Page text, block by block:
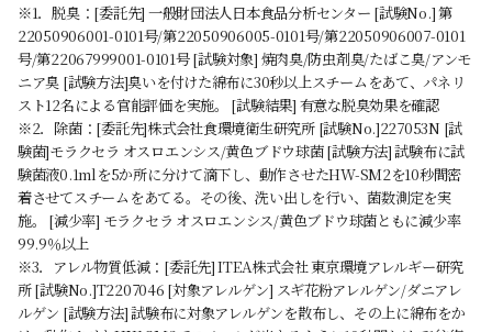
※1．脱臭：[委託先] 一般財団法人日本食品分析センター [試験No.] 第
22050906001-0101号/第22050906005-0101号/第22050906007-0101
号/第22067999001-0101号 [試験対象] 焼肉臭/防虫剤臭/たばこ臭/アンモ
ニア臭 [試験方法]臭いを付けた綿布に30秒以上スチームをあて、パネリ
スト12名による官能評価を実施。 [試験結果] 有意な脱臭効果を確認
※2．除菌：[委託先]株式会社食環境衛生研究所 [試験No.]227053N [試
験菌]モラクセラ オスロエンシス/黄色ブドウ球菌 [試験方法] 試験布に試
験菌液0.1mlを5か所に分けて滴下し、動作させたHW-SM2を10秒間密
着させてスチームをあてる。その後、洗い出しを行い、菌数測定を実
施。 [減少率] モラクセラ オスロエンシス/黄色ブドウ球菌ともに減少率
99.9％以上
※3．アレル物質低減：[委託先] ITEA株式会社 東京環境アレルギー研究
所 [試験No.]T2207046 [対象アレルゲン] スギ花粉アレルゲン/ダニアレ
ルゲン [試験方法] 試験布に対象アレルゲンを散布し、その上に綿布をか